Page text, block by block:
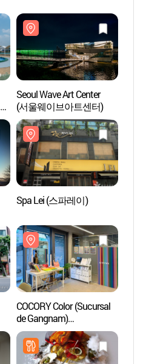
Seoul Wave Art Center
(서울웨이브아트센터)
Spa Lei (스파레이)
COCORY Color (Sucursal
de Gangnam)
(코코리색채연구소
(강남점))